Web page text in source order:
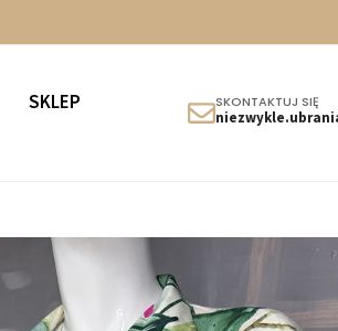
SKLEP
SKONTAKTUJ SIĘ